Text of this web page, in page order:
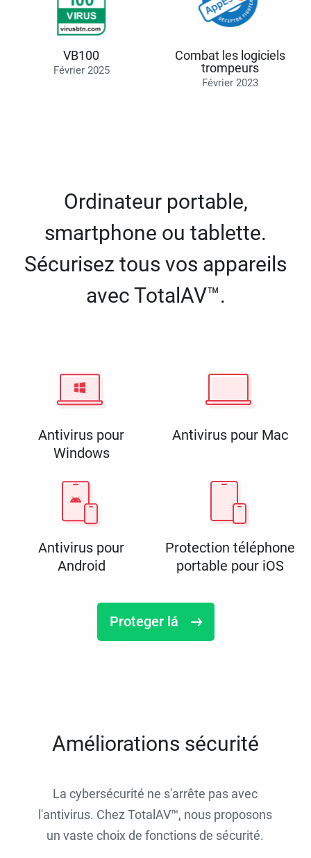
VB100
Février 2025
Combat les logiciels
trompeurs
Février 2023
Ordinateur portable,
smartphone ou tablette.
Sécurisez tous vos appareils
avec TotalAV™.
Antivirus pour
Windows
Antivirus pour Mac
Antivirus pour
Android
Protection téléphone
portable pour iOS
Proteger lá
Améliorations sécurité
La cybersécurité ne s'arrête pas avec
l'antivirus. Chez TotalAV™, nous proposons
un vaste choix de fonctions de sécurité.